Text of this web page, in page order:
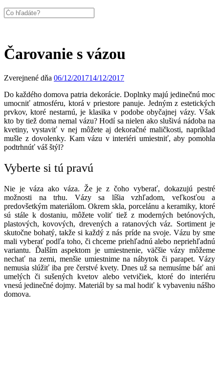
Čarovanie s vázou
Zverejnené dňa 06/12/201714/12/2017
Do každého domova patria dekorácie. Doplnky majú jedinečnú moc
umocniť atmosféru, ktorá v priestore panuje. Jedným z estetických
prvkov, ktoré nestarnú, je klasika v podobe obyčajnej vázy. Však
kto by tiež doma nemal vázu? Hodí sa nielen ako slušivá nádoba na
kvetiny, vystaviť v nej môžete aj dekoračné maličkosti, napríklad
mušle z dovolenky. Kam vázu v interiéri umiestniť, aby pomohla
podtrhnúť váš štýl?
Vyberte si tú pravú
Nie je váza ako váza. Že je z čoho vyberať, dokazujú pestré
možnosti na trhu. Vázy sa líšia vzhľadom, veľkosťou a
predovšetkým materiálom. Okrem skla, porcelánu a keramiky, ktoré
sú stále k dostaniu, môžete voliť tiež z moderných betónových,
plastových, kovových, drevených a ratanových váz. Sortiment je
skutočne bohatý, takže si každý z nás príde na svoje. Vázu by sme
mali vyberať podľa toho, či chceme priehľadnú alebo nepriehľadnú
variantu. Ďalším aspektom je umiestnenie, väčšie vázy môžeme
nechať na zemi, menšie umiestnime na nábytok či parapet. Vázy
nemusia slúžiť iba pre čerstvé kvety. Dnes už sa nemusíme báť ani
umelých či sušených kvetov alebo vetvičiek, ktoré do interiéru
vnesú jedinečné dojmy. Materiál by sa mal hodiť k vybaveniu nášho
domova.